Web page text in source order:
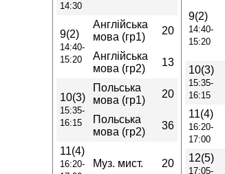
14:30
9(2)
14:40-
15:20
Англійська
мова (гр1)
20
Англійська
мова (гр2)
13
10(3)
15:35-
16:15
Польська
мова (гр1)
20
Польська
мова (гр2)
36
11(4)
16:20-
Муз. мист. 20
9(2)
14:40-
15:20
10(3)
15:35-
16:15
11(4)
16:20-
17:00
12(5)
17:05-